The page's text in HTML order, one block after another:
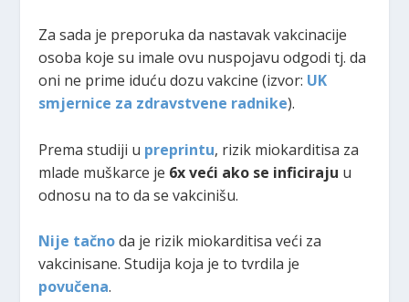
Za sada je preporuka da nastavak vakcinacije
osoba koje su imale ovu nuspojavu odgodi tj. da
oni ne prime iduću dozu vakcine (izvor: UK
smjernice za zdravstvene radnike).
Prema studiji u preprintu, rizik miokarditisa za
mlade muškarce je 6x veći ako se inficiraju u
odnosu na to da se vakcinišu.
Nije tačnoda je rizik miokarditisa veći za
vakcinisane. Studija koja je to tvrdila je
povučena.